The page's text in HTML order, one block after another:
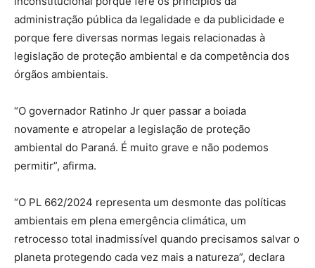
administração pública da legalidade e da publicidade e
porque fere diversas normas legais relacionadas à
legislação de proteção ambiental e da competência dos
órgãos ambientais.
“O governador Ratinho Jr quer passar a boiada
novamente e atropelar a legislação de proteção
ambiental do Paraná. É muito grave e não podemos
permitir”, afirma.
“O PL 662/2024 representa um desmonte das políticas
ambientais em plena emergência climática, um
retrocesso total inadmissível quando precisamos salvar o
planeta protegendo cada vez mais a natureza”, declara